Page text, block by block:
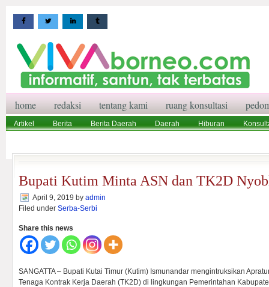
home redaksi tentang kami ruang konsultasi
Artikel Berita Berita Daerah Daerah Hiburan
Bupati Kutim Minta ASN dan TK2D
April 9, 2019 by admin
Filed under Serba-Serbi
Share this news
SANGATTA – Bupati Kutai Timur (Kutim) Ismunandar mengintruksikan
Tenaga Kontrak Kerja Daerah (TK2D) di lingkungan Pemerintahan